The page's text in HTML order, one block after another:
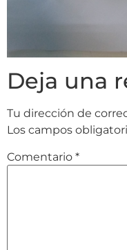
Deja una
Tu dirección de
Los campos
Comentario *